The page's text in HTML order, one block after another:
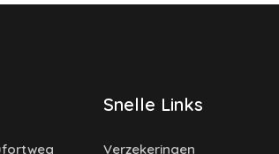
Snelle Links
Verzekeringen